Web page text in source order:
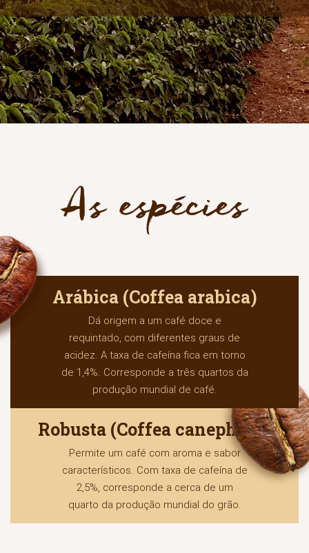
Arábica (Coffea arabica)
Dá origem a um café doce e
requintado, com diferentes graus de
acidez. A taxa de cafeína fica em torno
de 1,4%. Corresponde a três quartos da
produção mundial de café.
Robusta (Coffea canephora)
Permite um café com aroma e sabor
característicos. Com taxa de cafeína de
2,5%, corresponde a cerca de um
quarto da produção mundial do grão.